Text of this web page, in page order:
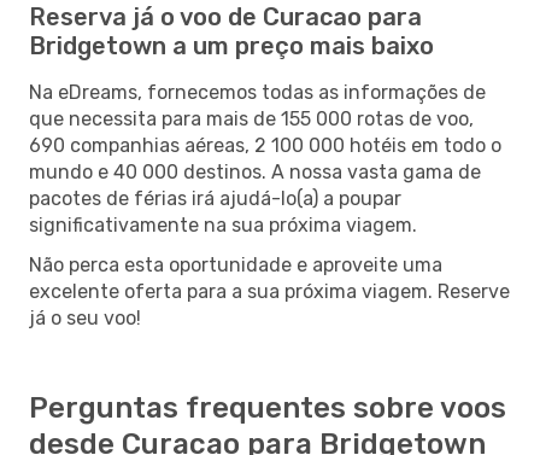
Reserva já o voo de Curacao para
Bridgetown a um preço mais baixo
Na eDreams, fornecemos todas as informações de
que necessita para mais de 155 000 rotas de voo,
690 companhias aéreas, 2 100 000 hotéis em todo o
mundo e 40 000 destinos. A nossa vasta gama de
pacotes de férias irá ajudá-lo(a) a poupar
significativamente na sua próxima viagem.
Não perca esta oportunidade e aproveite uma
excelente oferta para a sua próxima viagem. Reserve
já o seu voo!
Perguntas frequentes sobre voos
desde Curacao para Bridgetown